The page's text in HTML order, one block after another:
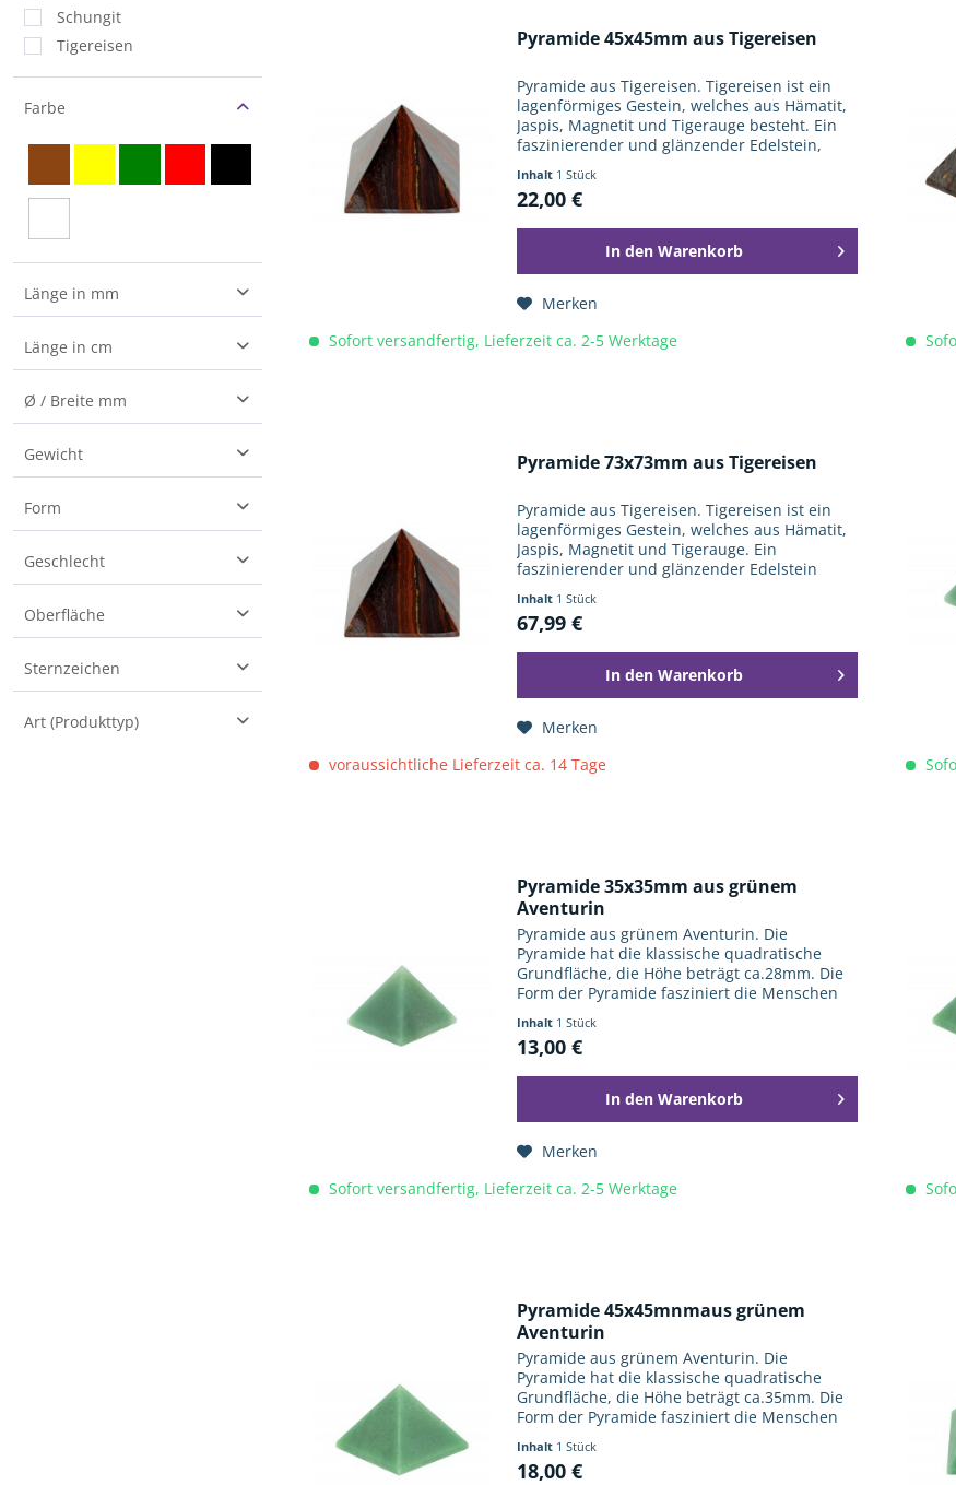
Schungit
Tigereisen
Farbe
Länge in mm
30
Länge in cm
3
12
15
20
25
Ø / Breite mm
30
120
150
200
250
Gewicht
1.1kg
4,7 kg
9.5 kg
27 g
Form
Pyramide
Geschlecht
unisex
Oberfläche
poliert
Sternzeichen
Art (Produkttyp)
Pyramide 45x45mm aus Tigereisen
Pyramide aus Tigereisen. Tigereisen ist ein
lagenförmiges Gestein, welches aus Hämatit,
Jaspis, Magnetit und Tigerauge besteht. Ein
faszinierender und glänzender Edelstein,
erfreut. Diese...
Inhalt 1 Stück
22,00 €
In den Warenkorb
Merken
Sofort versandfertig, Lieferzeit ca. 2-5 Werktage
Pyramide 73x73mm aus Tigereisen
Pyramide aus Tigereisen. Tigereisen ist ein
lagenförmiges Gestein, welches aus Hämatit,
Jaspis, Magnetit und Tigerauge. Ein
faszinierender und glänzender Edelstein
Pyramide hat die klassische...
Inhalt 1 Stück
67,99 €
In den Warenkorb
Merken
voraussichtliche Lieferzeit ca. 14 Tage
Pyramide 35x35mm aus grünem
Aventurin
Pyramide aus grünem Aventurin. Die
Pyramide hat die klassische quadratische
Grundfläche, die Höhe beträgt ca.28mm. Die
Form der Pyramide fasziniert die Menschen
monumentale Bautenen. Sie wird auch...
Inhalt 1 Stück
13,00 €
In den Warenkorb
Merken
Sofort versandfertig, Lieferzeit ca. 2-5 Werktage
Pyramide 45x45mnmaus grünem
Aventurin
Pyramide aus grünem Aventurin. Die
Pyramide hat die klassische quadratische
Grundfläche, die Höhe beträgt ca.35mm. Die
Form der Pyramide fasziniert die Menschen
monumentale Bauwerken. Sie wird auch...
Inhalt 1 Stück
18,00 €